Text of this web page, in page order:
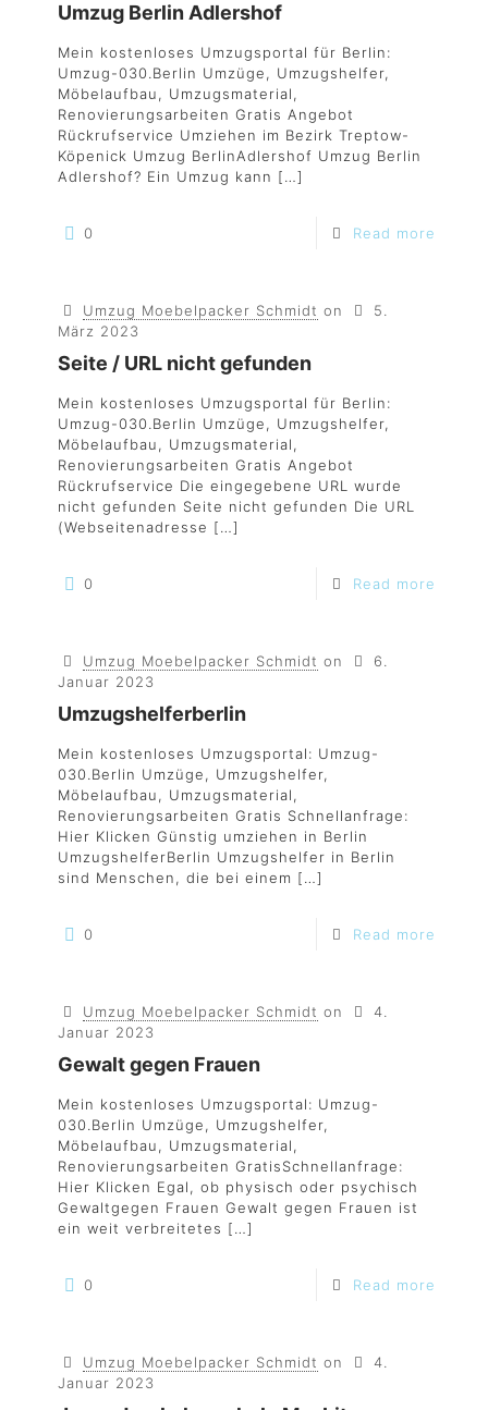
Umzug Berlin Adlershof
Mein kostenloses Umzugsportal für Berlin:
Umzug-030.Berlin Umzüge, Umzugshelfer,
Möbelaufbau, Umzugsmaterial,
Renovierungsarbeiten Gratis Angebot
Rückrufservice Umziehen im Bezirk Treptow-
Köpenick Umzug BerlinAdlershof Umzug Berlin
Adlershof? Ein Umzug kann […]
0 Read more
Umzug Moebelpacker Schmidt on
5.
März 2023
Seite / URL nicht gefunden
Mein kostenloses Umzugsportal für Berlin:
Umzug-030.Berlin Umzüge, Umzugshelfer,
Möbelaufbau, Umzugsmaterial,
Renovierungsarbeiten Gratis Angebot
Rückrufservice Die eingegebene URL wurde
nicht gefunden Seite nicht gefunden Die URL
(Webseitenadresse […]
0 Read more
Umzug Moebelpacker Schmidt on
6.
Januar 2023
Umzugshelferberlin
Mein kostenloses Umzugsportal: Umzug-
030.Berlin Umzüge, Umzugshelfer,
Möbelaufbau, Umzugsmaterial,
Renovierungsarbeiten Gratis Schnellanfrage:
Hier Klicken Günstig umziehen in Berlin
UmzugshelferBerlin Umzugshelfer in Berlin
sind Menschen, die bei einem […]
0 Read more
Umzug Moebelpacker Schmidt on
4.
Januar 2023
Gewalt gegen Frauen
Mein kostenloses Umzugsportal: Umzug-
030.Berlin Umzüge, Umzugshelfer,
Möbelaufbau, Umzugsmaterial,
Renovierungsarbeiten GratisSchnellanfrage:
Hier Klicken Egal, ob physisch oder psychisch
Gewaltgegen Frauen Gewalt gegen Frauen ist
ein weit verbreitetes […]
0 Read more
Umzug Moebelpacker Schmidt on
4.
Januar 2023